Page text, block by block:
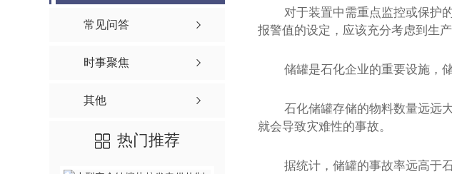
常见问答
时事聚焦
其他
热门推荐
对于装置中需重点监控或保护
报警值的设定，应该充分考虑到生
储罐是石化企业的重要设施，
石化储罐存储的物料数量远远
就会导致灾难性的事故。
据统计，储罐的事故率远高于